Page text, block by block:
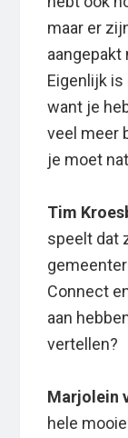
maar er
Eigenlijk
want je
veel meer
je moet
Tim
speelt dat
Connect
aan
vertellen?
Marjolein
hele